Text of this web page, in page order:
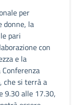
per
donne, la
pari
con
e la
che si terrà a
9.30 alle 17.30,